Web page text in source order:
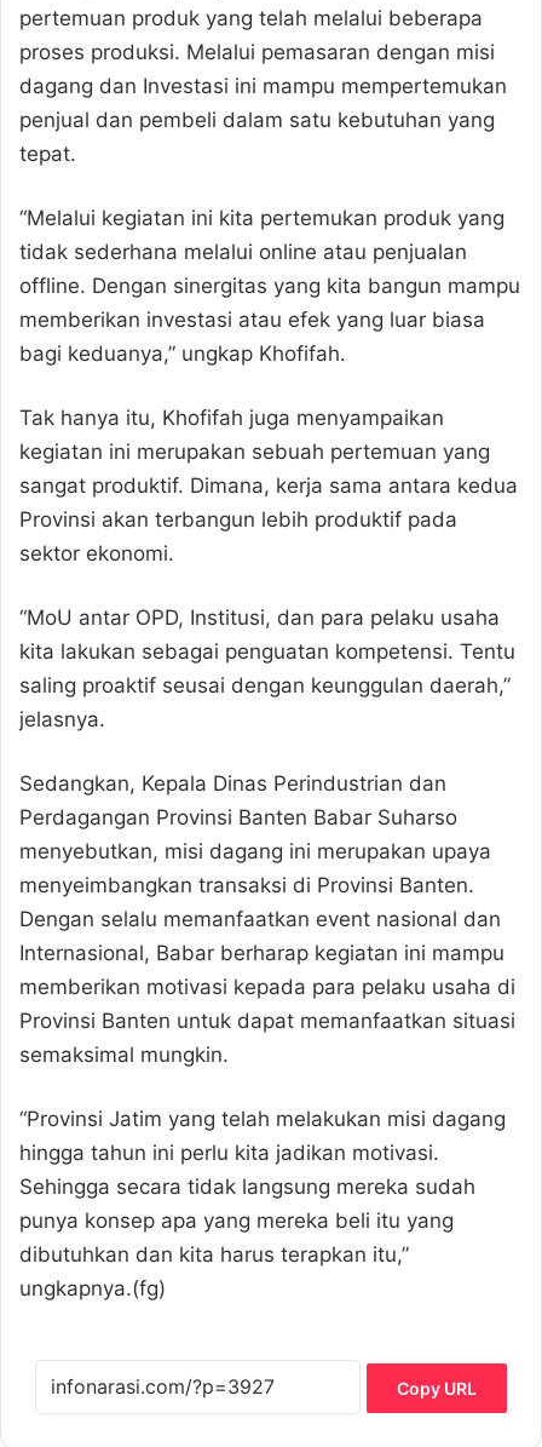
pertemuan produk yang telah melalui beberapa
proses produksi. Melalui pemasaran dengan misi
dagang dan Investasi ini mampu mempertemukan
penjual dan pembeli dalam satu kebutuhan yang
tepat.
“Melalui kegiatan ini kita pertemukan produk yang
tidak sederhana melalui online atau penjualan
offline. Dengan sinergitas yang kita bangun mampu
memberikan investasi atau efek yang luar biasa
bagi keduanya,” ungkap Khofifah.
Tak hanya itu, Khofifah juga menyampaikan
kegiatan ini merupakan sebuah pertemuan yang
sangat produktif. Dimana, kerja sama antara kedua
Provinsi akan terbangun lebih produktif pada
sektor ekonomi.
“MoU antar OPD, Institusi, dan para pelaku usaha
kita lakukan sebagai penguatan kompetensi. Tentu
saling proaktif seusai dengan keunggulan daerah,”
jelasnya.
Sedangkan, Kepala Dinas Perindustrian dan
Perdagangan Provinsi Banten Babar Suharso
menyebutkan, misi dagang ini merupakan upaya
menyeimbangkan transaksi di Provinsi Banten.
Dengan selalu memanfaatkan event nasional dan
Internasional, Babar berharap kegiatan ini mampu
memberikan motivasi kepada para pelaku usaha di
Provinsi Banten untuk dapat memanfaatkan situasi
semaksimal mungkin.
“Provinsi Jatim yang telah melakukan misi dagang
hingga tahun ini perlu kita jadikan motivasi.
Sehingga secara tidak langsung mereka sudah
punya konsep apa yang mereka beli itu yang
dibutuhkan dan kita harus terapkan itu,”
ungkapnya.(fg)
Copy URL